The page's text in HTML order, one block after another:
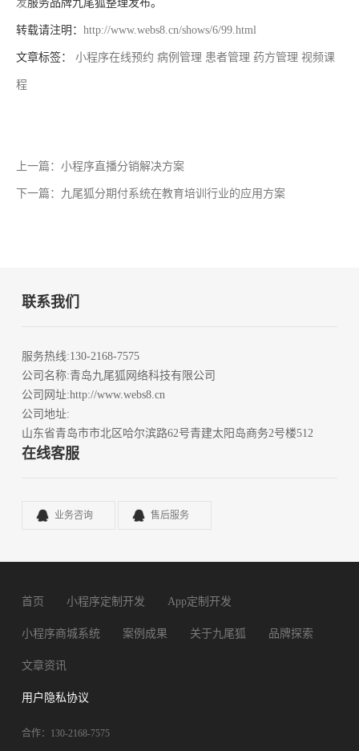
发服务品牌九尾狐整理发布。
转载请注明： http://www.webs8.cn/shows/6/99.html
文章标签： 小程序在线预约 病例管理 患者管理 药方管理 视频课
程
上一篇：小程序直播分销解决方案
下一篇：九尾狐分期付系统在教育培训行业的应用方案
联系我们
服务热线:130-2168-7575
公司名称:青岛九尾狐网络科技有限公司
公司网址:http://www.webs8.cn
公司地址:
山东省青岛市市北区哈尔滨路62号青建太阳岛商务2号楼512
在线客服
业务咨询 售后服务
首页 小程序定制开发 App定制开发
小程序商城系统 案例成果 关于九尾狐 品牌探索
文章资讯
用户隐私协议
合作：130-2168-7575